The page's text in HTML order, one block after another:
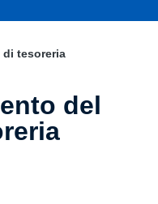
tesoreria
del